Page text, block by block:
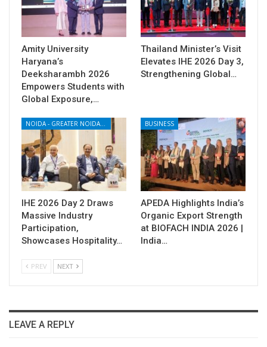
Amity University
Haryana’s
Deeksharambh 2026
Empowers Students with
Global Exposure,…
Thailand Minister’s Visit
Elevates IHE 2026 Day 3,
Strengthening Global…
NOIDA - GREATER NOIDA - YAMUNA EXPRESSWAY
IHE 2026 Day 2 Draws
Massive Industry
Participation,
Showcases Hospitality…
BUSINESS
APEDA Highlights India’s
Organic Export Strength
at BIOFACH INDIA 2026 |
India…
PREV NEXT
LEAVE A REPLY